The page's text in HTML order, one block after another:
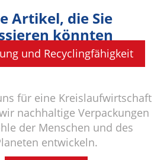
Artikel, die Sie
könnten
und Recyclingfähigkeit
für eine Kreislaufwirtschaft
nachhaltige Verpackungen
der Menschen und des
entwickeln.